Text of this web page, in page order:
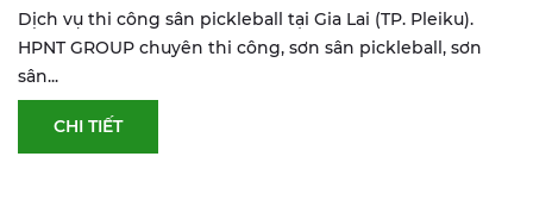
& SỬA SÂN THỂ THAO
Dịch vụ thi công sân pickleball tại Gia Lai (TP. Pleiku).
HPNT GROUP chuyên thi công, sơn sân pickleball, sơn
sân...
CHI TIẾT